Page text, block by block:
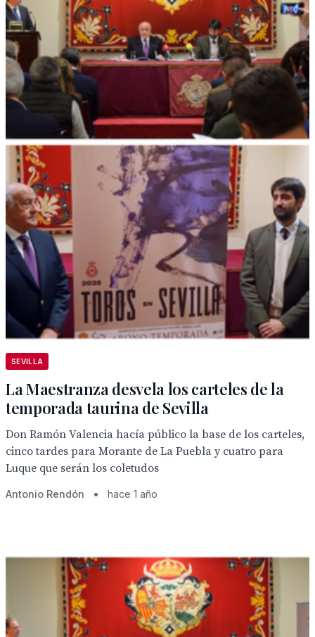
SEVILLA
La Maestranza desvela los carteles de la
temporada taurina de Sevilla
Don Ramón Valencia hacía público la base de los carteles,
cinco tardes para Morante de La Puebla y cuatro para
Luque que serán los coletudos
Antonio Rendón • hace 1 año